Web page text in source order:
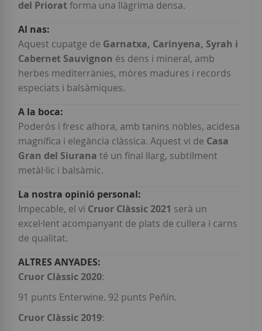
del Prioratforma una llàgrima densa.
Aquest cupatge de Garnatxa, Carinyena, Syrah i
Cabernet Sauvignon és dens i mineral, amb
herbes mediterrànies, móres madures i records
especiats i balsàmiques.
Poderós i fresc alhora, amb tanins nobles, acidesa
magnífica i elegància clàssica. Aquest vi de Casa
Gran del Siurana té un final llarg, subtilment
metàl·lic i balsàmic.
Impecable, el vi Cruor Clàssic 2021 serà un
excel·lent acompanyant de plats de cullera i carns
de qualitat.
Cruor Clàssic 2020:
91 punts Enterwine. 92 punts Peñín.
Cruor Clàssic 2019: